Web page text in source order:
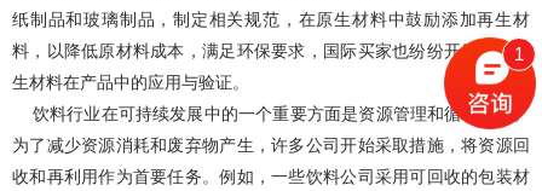
纸制品和玻璃制品，制定相关规范，在原生材料中鼓励添加再生材
料，以降低原材料成本，满足环保要求，国际买家也纷纷开始关注再
生材料在产品中的应用与验证。
饮料行业在可持续发展中的一个重要方面是资源管理和循环利用。
为了减少资源消耗和废弃物产生，许多公司开始采取措施，将资源回
收和再利用作为首要任务。例如，一些饮料公司采用可回收的包装材
1